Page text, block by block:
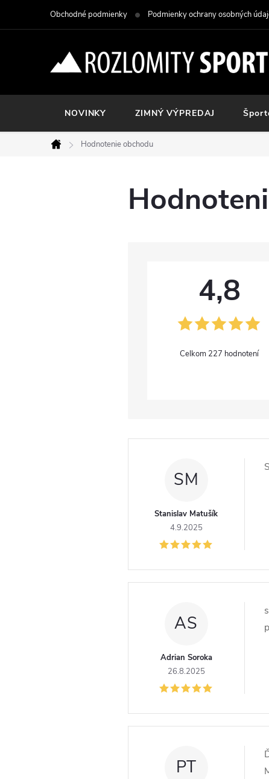
Obchodné podmienky Podmienky ochrany osobných
NOVINKY ZIMNÝ VÝPREDAJ
Domov
Hodnotenie obchodu
4,8
227 hodnotení
V
h
o
t
SM
Stanislav Matušík
4.9.2025
AS
Adrian Soroka
26.8.2025
PT